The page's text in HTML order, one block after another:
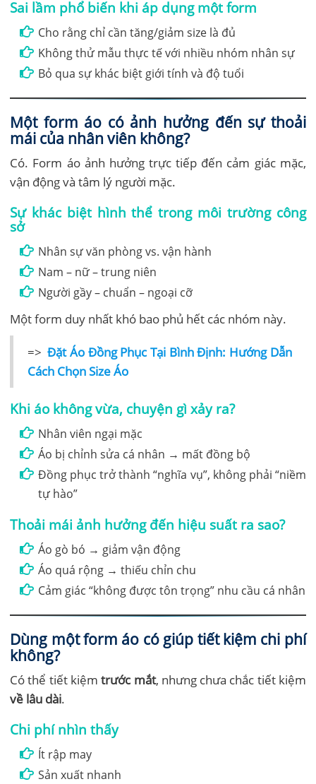
Sai lầm phổ biến khi áp dụng một form
Cho rằng chỉ cần tăng/giảm size là đủ
Không thử mẫu thực tế với nhiều nhóm nhân sự
Bỏ qua sự khác biệt giới tính và độ tuổi
Một form áo có ảnh hưởng đến sự thoải
mái của nhân viên không?
Có. Form áo ảnh hưởng trực tiếp đến cảm giác mặc,
vận động và tâm lý người mặc.
Sự khác biệt hình thể trong môi trường công
sở
Nhân sự văn phòng vs. vận hành
Nam – nữ – trung niên
Người gầy – chuẩn – ngoại cỡ
Một form duy nhất khó bao phủ hết các nhóm này.
=> Đặt Áo Đồng Phục Tại Bình Định: Hướng Dẫn
Cách Chọn Size Áo
Khi áo không vừa, chuyện gì xảy ra?
Nhân viên ngại mặc
Áo bị chỉnh sửa cá nhân → mất đồng bộ
Đồng phục trở thành “nghĩa vụ”, không phải “niềm
tự hào”
Thoải mái ảnh hưởng đến hiệu suất ra sao?
Áo gò bó → giảm vận động
Áo quá rộng → thiếu chỉn chu
Cảm giác “không được tôn trọng” nhu cầu cá nhân
Dùng một form áo có giúp tiết kiệm chi phí
không?
Có thể tiết kiệmtrước mắt, nhưng chưa chắc tiết kiệm
về lâu dài.
Chi phí nhìn thấy
Ít rập may
Sản xuất nhanh